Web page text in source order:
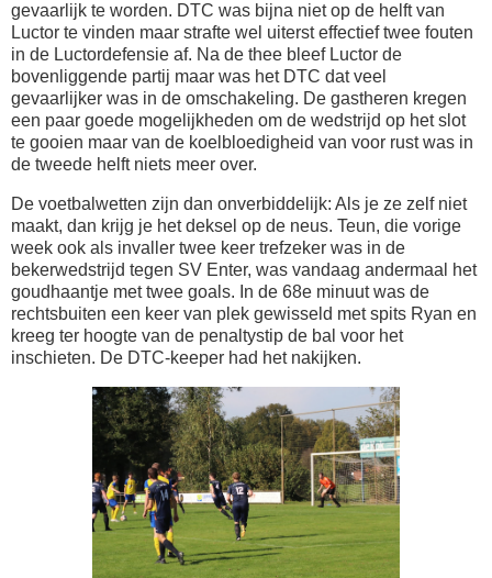
gevaarlijk te worden. DTC was bijna niet op de helft van
Luctor te vinden maar strafte wel uiterst effectief twee fouten
in de Luctordefensie af. Na de thee bleef Luctor de
bovenliggende partij maar was het DTC dat veel
gevaarlijker was in de omschakeling. De gastheren kregen
een paar goede mogelijkheden om de wedstrijd op het slot
te gooien maar van de koelbloedigheid van voor rust was in
de tweede helft niets meer over.
De voetbalwetten zijn dan onverbiddelijk: Als je ze zelf niet
maakt, dan krijg je het deksel op de neus. Teun, die vorige
week ook als invaller twee keer trefzeker was in de
bekerwedstrijd tegen SV Enter, was vandaag andermaal het
goudhaantje met twee goals. In de 68e minuut was de
rechtsbuiten een keer van plek gewisseld met spits Ryan en
kreeg ter hoogte van de penaltystip de bal voor het
inschieten. De DTC-keeper had het nakijken.